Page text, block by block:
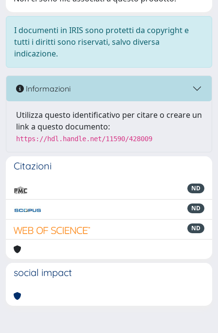
I documenti in IRIS sono protetti da copyright e
tutti i diritti sono riservati, salvo diversa
indicazione.
Informazioni
Utilizza questo identificativo per citare o creare un
link a questo documento:
https://hdl.handle.net/11590/428009
Citazioni
ND
ND
ND
social impact